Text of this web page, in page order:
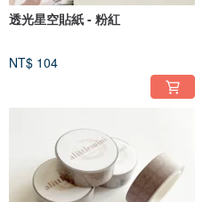
透光星空貼紙 - 粉紅
NT$ 104